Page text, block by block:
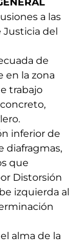
a las
del
de
en la zona
trabajo
inferior de
diafragmas,
que
Distorsión
izquierda al
alma de la